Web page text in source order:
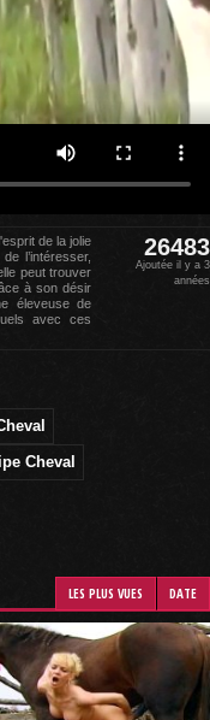
de la jolie
l’intéresser,
peut trouver
à son désir
éleveuse de
avec ces
26483
Ajoutée il y a 3
années
Cheval
LES PLUS VUES DATE